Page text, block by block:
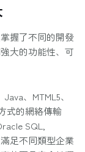
握了不同的開發
大的功能性、可
、MTML5、
式的網絡傳輸
SQL,
足不同類型企業